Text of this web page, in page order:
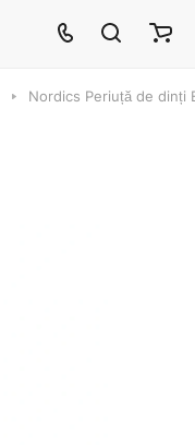
Nordics Periuță de dinți